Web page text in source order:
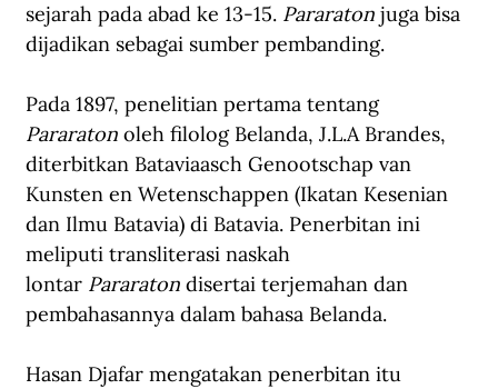
sejarah pada abad ke 13-15. Pararaton juga bisa
dijadikan sebagai sumber pembanding.
Pada 1897, penelitian pertama tentang
Pararaton oleh filolog Belanda, J.L.A Brandes,
diterbitkan Bataviaasch Genootschap van
Kunsten en Wetenschappen (Ikatan Kesenian
dan Ilmu Batavia) di Batavia. Penerbitan ini
meliputi transliterasi naskah
lontar Pararaton disertai terjemahan dan
pembahasannya dalam bahasa Belanda.
Hasan Djafar mengatakan penerbitan itu